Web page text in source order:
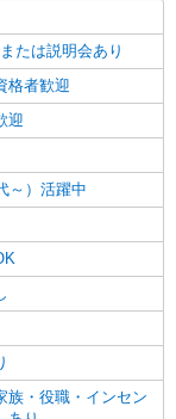
たは説明会あり
格者歓迎
迎
～）活躍中
族・役職・インセン